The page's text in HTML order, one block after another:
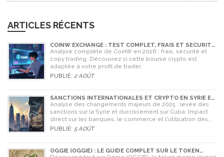
ARTICLES RÉCENTS
COINW EXCHANGE : TEST COMPLET, FRAIS ET SÉCURITÉ
EN 2026
Analyse complète de CoinW en 2026 : frais, sécurité et
copy trading. Découvrez si cette bourse crypto est
adaptée à votre profil de trader.
PUBLIÉ: 2 AOÛT
SANCTIONS INTERNATIONALES ET CRYPTO EN SYRIE ET
CUBA : L'IMPACT MAJEUR DE 2025
Analyse des changements majeurs de 2025 : levée des
sanctions sur la Syrie et durcissement sur Cuba. Impact
direct sur les banques, le commerce et l'utilisation des
cryptomonnaies comme Bitcoin.
PUBLIÉ: 5 AOÛT
OGGIE (OGGIE) : LE GUIDE COMPLET SUR LE TOKEN